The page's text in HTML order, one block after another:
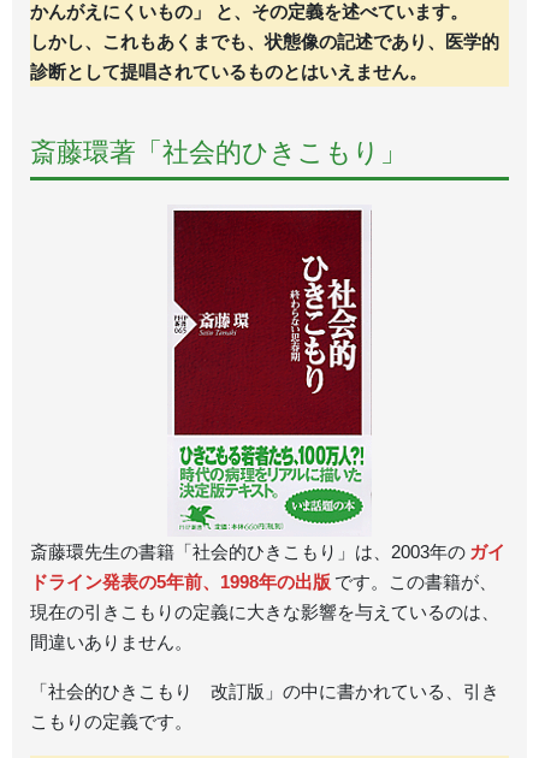
かんがえにくいもの」 と、その定義を述べています。
しかし、これもあくまでも、状態像の記述であり、医学的
診断として提唱されているものとはいえません。
斎藤環著「社会的ひきこもり」
斎藤環先生の書籍「社会的ひきこもり」は、2003年の ガイ
ドライン発表の5年前、1998年の出版 です。この書籍が、
現在の引きこもりの定義に大きな影響を与えているのは、
間違いありません。
「社会的ひきこもり 改訂版」の中に書かれている、引き
こもりの定義です。